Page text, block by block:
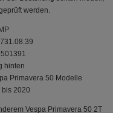
werden.
731.08.39
hinten
Primavera 50 Modelle
bis 2020
Vespa Primavera 50 2T